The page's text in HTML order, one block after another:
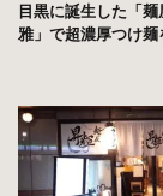
目黒に誕生した「
雅」で超濃厚つけ麺